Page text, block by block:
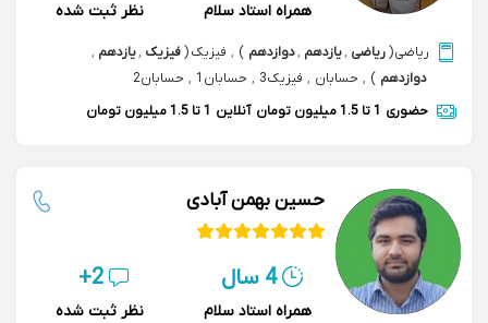
همراه استاد سلام نظر ثبت شده
ریاضی(ریاضی ,یازدهم ,دوازدهم )
, فیزیک(فیزیک ,یازدهم ,
دوازدهم )
, حسابان , فیزیک3 , حسابان1 , حسابان2
حضوری 1 تا 1.5 میلیون تومان آنلاین 1 تا 1.5 میلیون تومان
حسین بهمن آبادی
4 سال
همراه استاد سلام
2+
نظر ثبت شده